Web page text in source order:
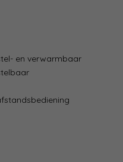
en verwarmbaar